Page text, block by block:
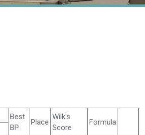
Best
BP
Place
Wilk's
Score
Formula